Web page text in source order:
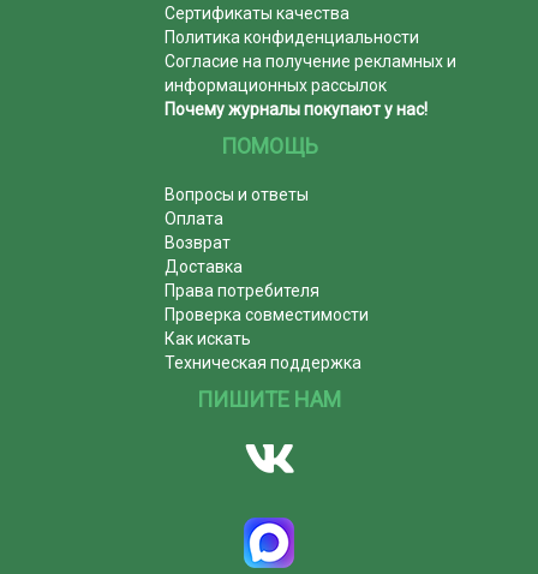
Сертификаты качества
Политика конфиденциальности
Согласие на получение рекламных и
информационных рассылок
Почему журналы покупают у нас!
ПОМОЩЬ
Вопросы и ответы
Оплата
Возврат
Доставка
Права потребителя
Проверка совместимости
Как искать
Техническая поддержка
ПИШИТЕ НАМ